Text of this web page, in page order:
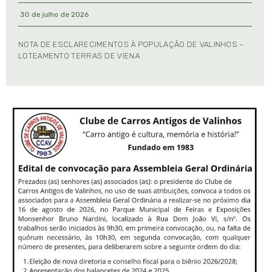
30 de julho de 2026
NOTA DE ESCLARECIMENTOS À POPULAÇÃO DE VALINHOS –
LOTEAMENTO TERRAS DE VIENA